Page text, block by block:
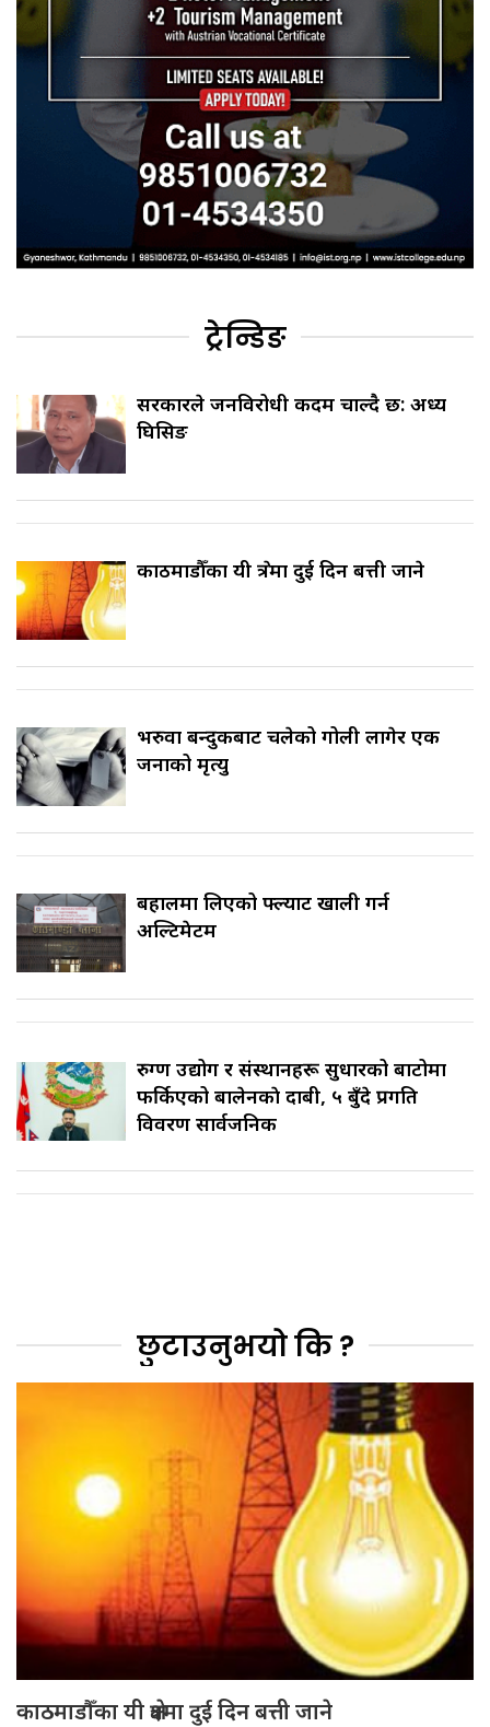
ट्रेन्डिङ
सरकारले जनविरोधी कदम चाल्दै छ: अध्यक्ष
घिसिङ
काठमाडौँका यी क्षेत्रमा दुई दिन बत्ती जाने
भरुवा बन्दुकबाट चलेको गोली लागेर एक
जनाको मृत्यु
बहालमा लिएको फ्ल्याट खाली गर्न
अल्टिमेटम
रुग्ण उद्योग र संस्थानहरू सुधारको बाटोमा
फर्किएको बालेनकाे दाबी, ५ बुँदे प्रगति
विवरण सार्वजनिक
छुटाउनुभयो कि ?
काठमाडौँका यी क्षेत्रमा दुई दिन बत्ती जाने